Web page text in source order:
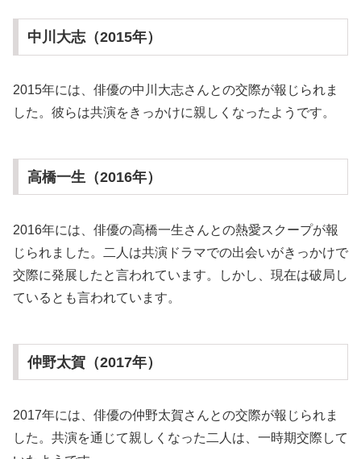
中川大志（2015年）
2015年には、俳優の中川大志さんとの交際が報じられま
した。彼らは共演をきっかけに親しくなったようです。
高橋一生（2016年）
2016年には、俳優の高橋一生さんとの熱愛スクープが報
じられました。二人は共演ドラマでの出会いがきっかけで
交際に発展したと言われています。しかし、現在は破局し
ているとも言われています。
仲野太賀（2017年）
2017年には、俳優の仲野太賀さんとの交際が報じられま
した。共演を通じて親しくなった二人は、一時期交際して